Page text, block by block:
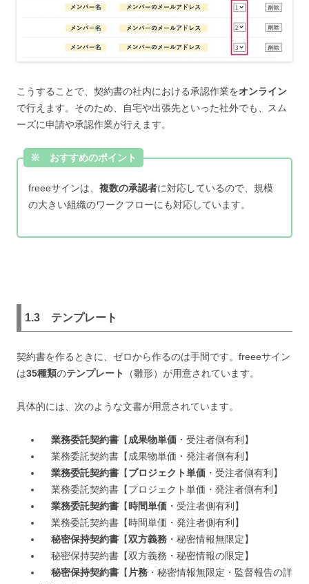
こうすることで、契約書の社内における承認作業をオンライン
で行えます。そのため、自宅や出張先といった社外でも、スム
ーズに申請や承認作業が行えます。
※ おすすめのポイント
freeeサインは、 複数の承認者に対応しているので、規模
の大きい組織のワークフローにも対応しています。
1.3 テンプレート
契約書を作るときに、ゼロから作るのは手間です。freeeサイン
は35種類のテンプレート （雛形）が用意されています。
具体的には、次のような文書が用意されています。
業務委託契約書 【成果物単価 ・受注者側有利】
業務委託契約書【成果物単価・発注者側有利】
業務委託契約書 【プロジェクト単価 ・受注者側有利】
業務委託契約書【プロジェクト単価・発注者側有利】
業務委託契約書 【時間単価 ・受注者側有利】
業務委託契約書【時間単価・発注者側有利】
秘密保持契約書 【双方義務 ・秘密情報無限定】
秘密保持契約書【双方義務・秘密情報の限定】
秘密保持契約書 【 片務 ・秘密情報無限定・監督報告の詳